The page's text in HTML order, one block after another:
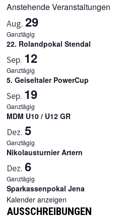
Anstehende Veranstaltungen
Aug. 29
Ganztägig
22. Rolandpokal Stendal
Sep. 12
Ganztägig
5. Geiseltaler PowerCup
Sep. 19
Ganztägig
MDM U10 / U12 GR
Dez. 5
Ganztägig
Nikolausturnier Artern
Dez. 6
Ganztägig
Sparkassenpokal Jena
Kalender anzeigen
AUSSCHREIBUNGEN